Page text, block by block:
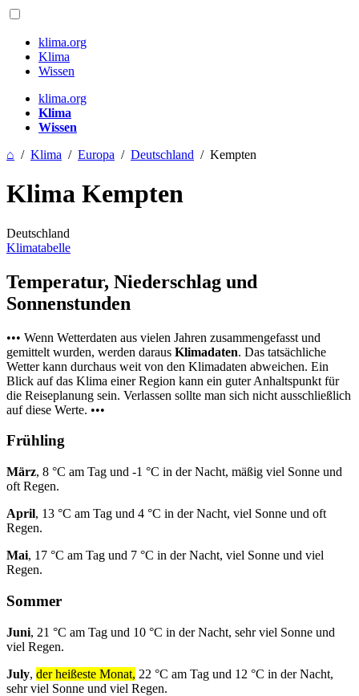
klima.org
Klima
Wissen
klima.org
Klima
Wissen
⌂ / Klima / Europa / Deutschland / Kempten
Klima Kempten
Deutschland
Klimatabelle
Temperatur, Niederschlag und
Sonnenstunden
••• Wenn Wetterdaten aus vielen Jahren zusammengefasst und
gemittelt wurden, werden daraus Klimadaten. Das tatsächliche
Wetter kann durchaus weit von den Klimadaten abweichen. Ein
Blick auf das Klima einer Region kann ein guter Anhaltspunkt für
die Reiseplanung sein. Verlassen sollte man sich nicht ausschließlich
auf diese Werte. •••
Frühling
März, 8 °C am Tag und -1 °C in der Nacht, mäßig viel Sonne und
oft Regen.
April, 13 °C am Tag und 4 °C in der Nacht, viel Sonne und oft
Regen.
Mai, 17 °C am Tag und 7 °C in der Nacht, viel Sonne und viel
Regen.
Sommer
Juni, 21 °C am Tag und 10 °C in der Nacht, sehr viel Sonne und
viel Regen.
July, der heißeste Monat, 22 °C am Tag und 12 °C in der Nacht,
sehr viel Sonne und viel Regen.